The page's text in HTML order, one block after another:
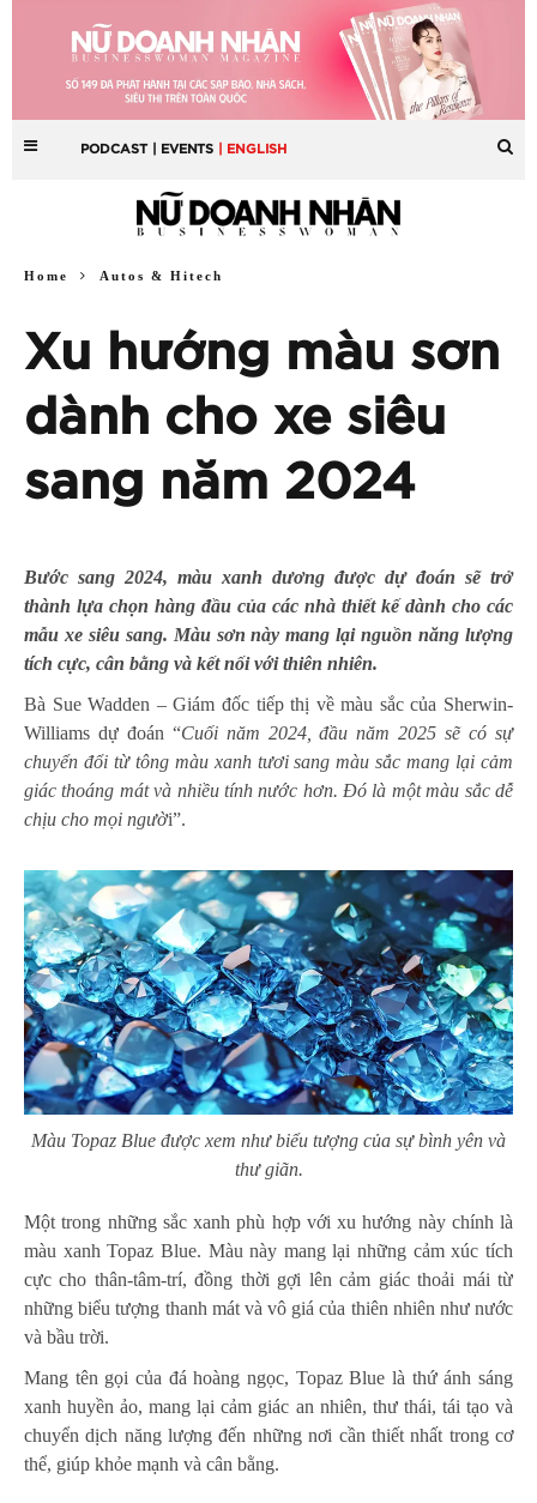
PODCAST | EVENTS | ENGLISH
Home Autos & Hitech
Xu hướng màu sơn
dành cho xe siêu
sang năm 2024
Bước sang 2024, màu xanh dương được dự đoán sẽ trở
thành lựa chọn hàng đầu của các nhà thiết kế dành cho các
mẫu xe siêu sang. Màu sơn này mang lại nguồn năng lượng
tích cực, cân bằng và kết nối với thiên nhiên.
Bà Sue Wadden – Giám đốc tiếp thị về màu sắc của Sherwin-
Williams dự đoán “Cuối năm 2024, đầu năm 2025 sẽ có sự
chuyển đổi từ tông màu xanh tươi sang màu sắc mang lại cảm
giác thoáng mát và nhiều tính nước hơn. Đó là một màu sắc dễ
chịu cho mọi người”.
Màu Topaz Blue được xem như biểu tượng của sự bình yên và
thư giãn.
Một trong những sắc xanh phù hợp với xu hướng này chính là
màu xanh Topaz Blue. Màu này mang lại những cảm xúc tích
cực cho thân-tâm-trí, đồng thời gợi lên cảm giác thoải mái từ
những biểu tượng thanh mát và vô giá của thiên nhiên như nước
và bầu trời.
Mang tên gọi của đá hoàng ngọc, Topaz Blue là thứ ánh sáng
xanh huyền ảo, mang lại cảm giác an nhiên, thư thái, tái tạo và
chuyển dịch năng lượng đến những nơi cần thiết nhất trong cơ
thể, giúp khỏe mạnh và cân bằng.